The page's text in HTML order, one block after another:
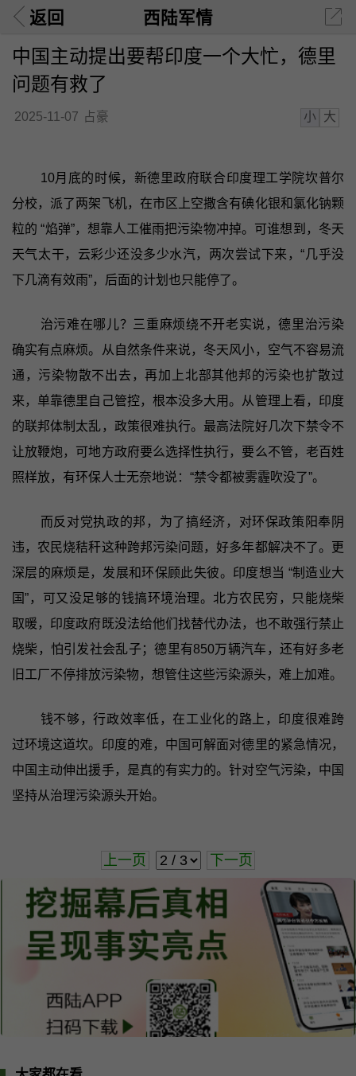
返回 西陆军情
中国主动提出要帮印度一个大忙，德里
问题有救了
2025-11-07 占豪 小 大
10月底的时候，新德里政府联合印度理工学院坎普尔
分校，派了两架飞机，在市区上空撒含有碘化银和氯化钠颗
粒的 “焰弹”，想靠人工催雨把污染物冲掉。可谁想到，冬天
天气太干，云彩少还没多少水汽，两次尝试下来，“几乎没
下几滴有效雨”，后面的计划也只能停了。
治污难在哪儿？三重麻烦绕不开老实说，德里治污染
确实有点麻烦。从自然条件来说，冬天风小，空气不容易流
通，污染物散不出去，再加上北部其他邦的污染也扩散过
来，单靠德里自己管控，根本没多大用。从管理上看，印度
的联邦体制太乱，政策很难执行。最高法院好几次下禁令不
让放鞭炮，可地方政府要么选择性执行，要么不管，老百姓
照样放，有环保人士无奈地说：“禁令都被雾霾吹没了”。
而反对党执政的邦，为了搞经济，对环保政策阳奉阴
违，农民烧秸秆这种跨邦污染问题，好多年都解决不了。更
深层的麻烦是，发展和环保顾此失彼。印度想当 “制造业大
国”，可又没足够的钱搞环境治理。北方农民穷，只能烧柴
取暖，印度政府既没法给他们找替代办法，也不敢强行禁止
烧柴，怕引发社会乱子；德里有850万辆汽车，还有好多老
旧工厂不停排放污染物，想管住这些污染源头，难上加难。
钱不够，行政效率低，在工业化的路上，印度很难跨
过环境这道坎。印度的难，中国可解面对德里的紧急情况，
中国主动伸出援手，是真的有实力的。针对空气污染，中国
坚持从治理污染源头开始。
上一页 下一页